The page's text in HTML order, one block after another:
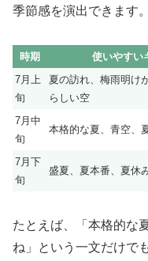
季節感を演出できます。
時期 使いやすい
7月上
旬
夏の訪れ、梅雨明け
らしい空
7月中
旬
本格的な夏、青空、
7月下
旬
盛夏、夏本番、夏休
たとえば、「本格的な
ね」という一文だけで